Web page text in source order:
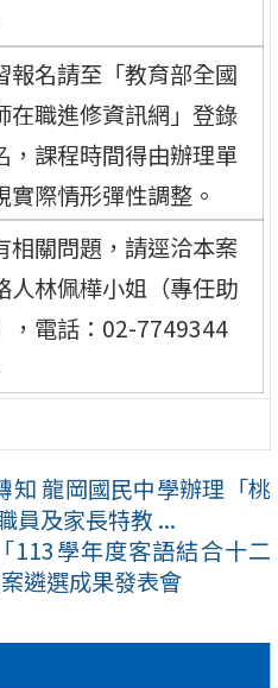
報名請至「教育部全國
在職進修資訊網」登錄
，課程時間得由辦理單
實際情形彈性調整。
相關問題，請逕洽本案
人林佩樺小姐（專任助
，電話：02-7749344
知 龍岡國民中學辦理「桃
員及家長特教 ...
「113學年度客語結合十二
遴選成果發表會